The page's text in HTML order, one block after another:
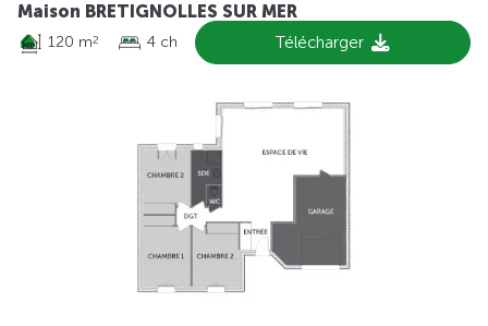
Maison BRETIGNOLLES SUR MER
120 m2 4 ch Télécharger